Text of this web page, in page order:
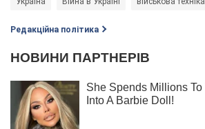
Редакційна політика